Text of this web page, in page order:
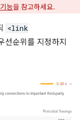
능을 참고하세요.
<link
선순위를 지정하지